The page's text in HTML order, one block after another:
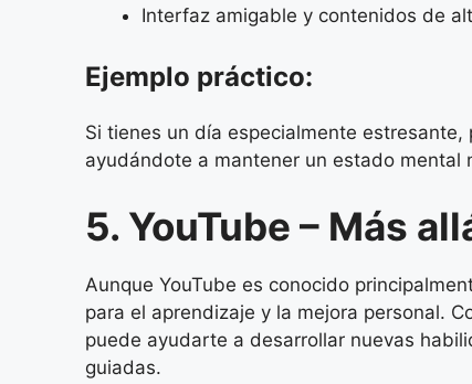
Interfaz amigable y contenidos de
Ejemplo práctico:
Si tienes un día especialmente
ayudándote a mantener un estado mental
5. YouTube – Más
Aunque YouTube es conocido
para el aprendizaje y la mejora personal.
puede ayudarte a desarrollar nuevas
guiadas.